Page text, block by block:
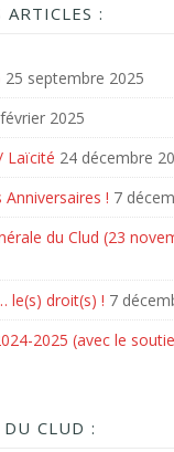
ARTICLES :
25 septembre 2025
2025
Laïcité 24 décembre
! 7
du Clud (23
le(s) droit(s) ! 7
2025 (avec le
CLUD :